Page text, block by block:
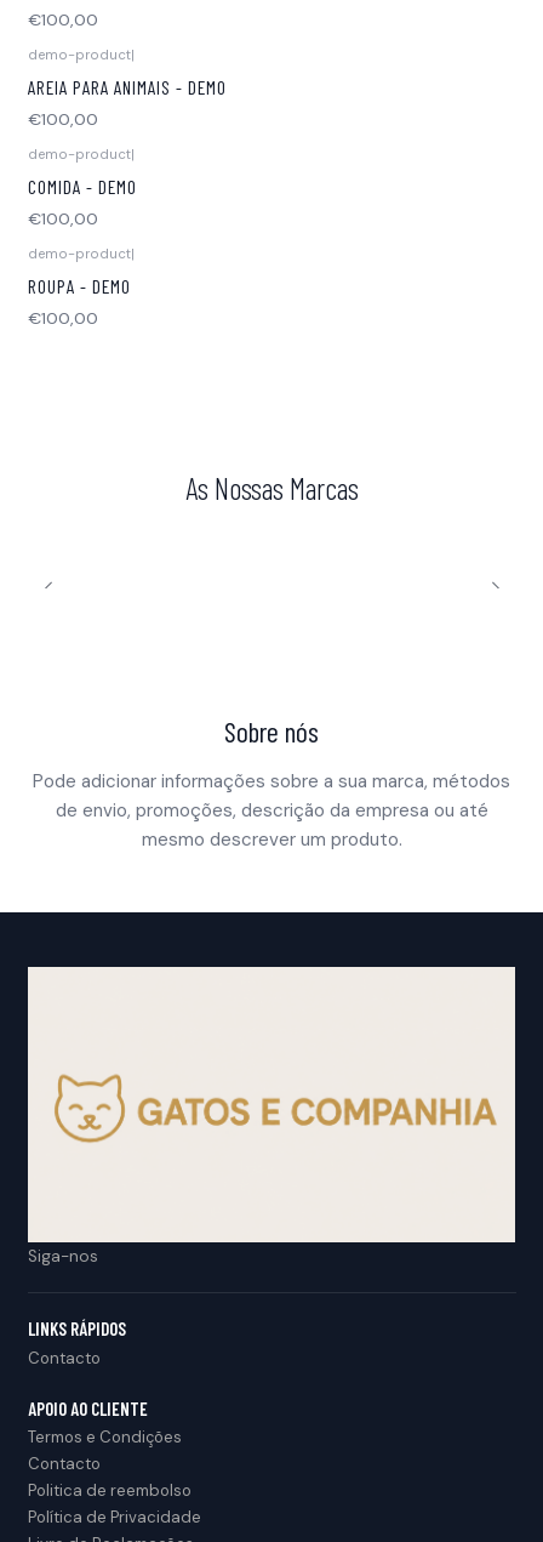
€100,00
demo-product|
AREIA PARA ANIMAIS - DEMO
€100,00
demo-product|
COMIDA - DEMO
€100,00
demo-product|
ROUPA - DEMO
€100,00
As Nossas Marcas
Sobre nós
Pode adicionar informações sobre a sua marca, métodos
de envio, promoções, descrição da empresa ou até
mesmo descrever um produto.
Siga-nos
LINKS RÁPIDOS
Contacto
APOIO AO CLIENTE
Termos e Condições
Contacto
Politica de reembolso
Política de Privacidade